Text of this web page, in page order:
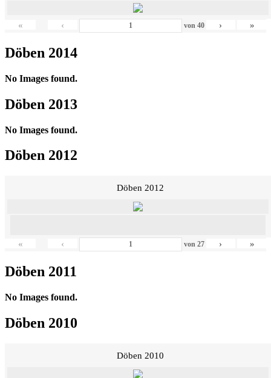
« ‹ von 40 › »
Döben 2014
No Images found.
Döben 2013
No Images found.
Döben 2012
Döben 2012
« ‹ von 27 › »
Döben 2011
No Images found.
Döben 2010
Döben 2010